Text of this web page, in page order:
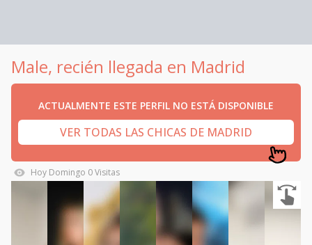
Male, recién llegada en Madrid
ACTUALMENTE ESTE PERFIL NO ESTÁ DISPONIBLE
VER TODAS LAS CHICAS DE MADRID
Hoy Domingo 0Visitas